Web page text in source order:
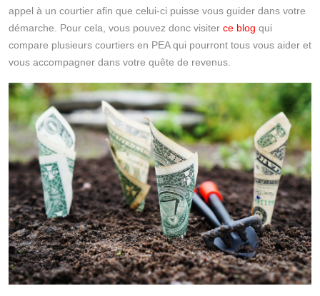
appel à un courtier afin que celui-ci puisse vous guider dans votre
démarche. Pour cela, vous pouvez donc visiter ce blog qui
compare plusieurs courtiers en PEA qui pourront tous vous aider et
vous accompagner dans votre quête de revenus.